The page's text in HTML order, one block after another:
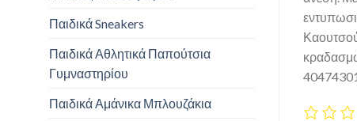
Παιδικά Sneakers
Παιδικά Αθλητικά Παπούτσια
Γυμναστηρίου
Παιδικά Αμάνικα Μπλουζάκια